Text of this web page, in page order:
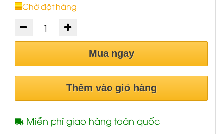
Chờ đặt hàng
Mua ngay
Thêm vào giỏ hàng
Miễn phí giao hàng toàn quốc